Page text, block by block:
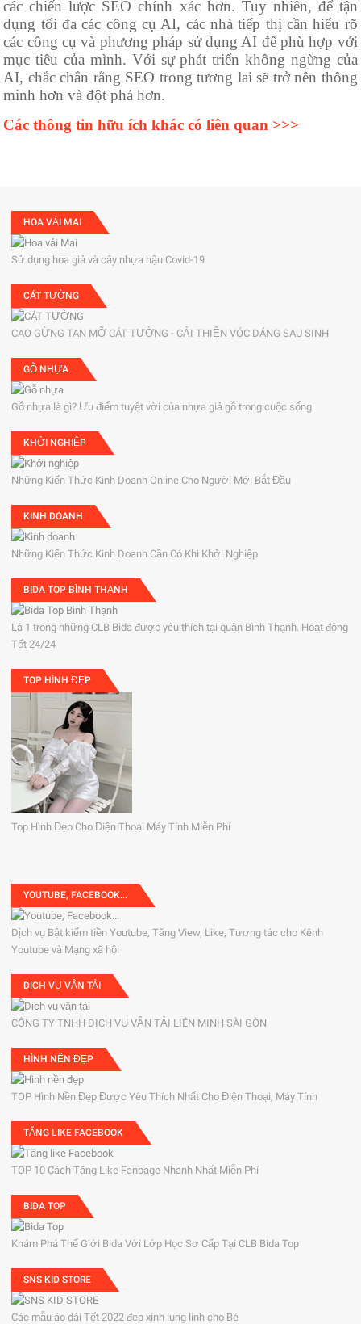
các chiến lược SEO chính xác hơn. Tuy nhiên, để tận
dụng tối đa các công cụ AI, các nhà tiếp thị cần hiểu rõ
các công cụ và phương pháp sử dụng AI để phù hợp với
mục tiêu của mình. Với sự phát triển không ngừng của
AI, chắc chắn rằng SEO trong tương lai sẽ trở nên thông
minh hơn và đột phá hơn.
Các thông tin hữu ích khác có liên quan >>>
HOA VẢI MAI
Sử dụng hoa giả và cây nhựa hậu Covid-19
CÁT TƯỜNG
CAO GỪNG TAN MỠ CÁT TƯỜNG - CẢI THIỆN VÓC DÁNG SAU SINH
GỖ NHỰA
Gỗ nhựa là gì? Ưu điểm tuyệt vời của nhựa giả gỗ trong cuộc sống
KHỞI NGHIỆP
Những Kiến Thức Kinh Doanh Online Cho Người Mới Bắt Đầu
KINH DOANH
Những Kiến Thức Kinh Doanh Cần Có Khi Khởi Nghiệp
BIDA TOP BÌNH THẠNH
Là 1 trong những CLB Bida được yêu thích tại quận Bình Thạnh. Hoạt động
Tết 24/24
TOP HÌNH ĐẸP
Top Hình Đẹp Cho Điện Thoại Máy Tính Miễn Phí
YOUTUBE, FACEBOOK...
Dịch vụ Bật kiếm tiền Youtube, Tăng View, Like, Tương tác cho Kênh
Youtube và Mạng xã hội
DỊCH VỤ VẬN TẢI
CÔNG TY TNHH DỊCH VỤ VẬN TẢI LIÊN MINH SÀI GÒN
HÌNH NỀN ĐẸP
TOP Hình Nền Đẹp Được Yêu Thích Nhất Cho Điện Thoại, Máy Tính
TĂNG LIKE FACEBOOK
TOP 10 Cách Tăng Like Fanpage Nhanh Nhất Miễn Phí
BIDA TOP
Khám Phá Thế Giới Bida Với Lớp Học Sơ Cấp Tại CLB Bida Top
SNS KID STORE
Các mẫu áo dài Tết 2022 đẹp xinh lung linh cho Bé